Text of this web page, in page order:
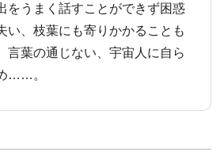
をうまく話すことができず困惑
い、枝葉にも寄りかかることも
言葉の通じない、宇宙人に自ら
……。